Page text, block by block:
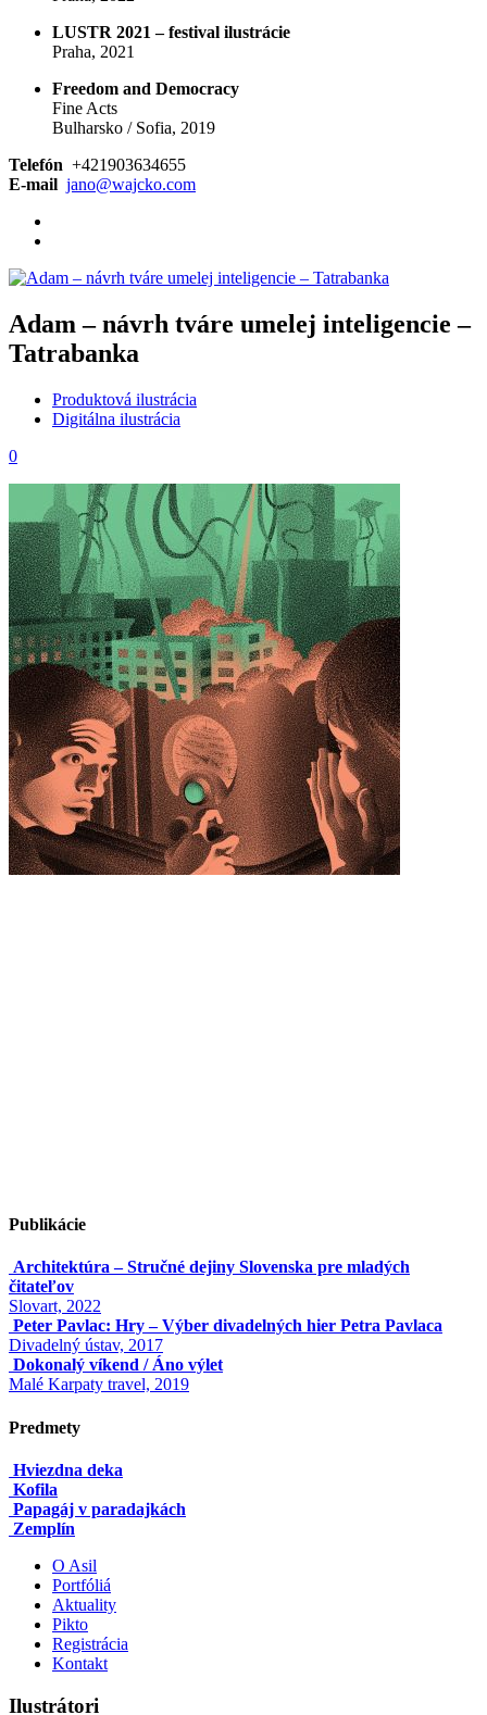
LUSTR 2021 – festival ilustrácie
Praha, 2021
Freedom and Democracy
Fine Acts
Bulharsko / Sofia, 2019
Telefón +421903634655
E-mail jano@wajcko.com
Adam – návrh tváre umelej inteligencie –
Tatrabanka
Produktová ilustrácia
Digitálna ilustrácia
0
Publikácie
Architektúra – Stručné dejiny Slovenska pre mladých
čitateľov
Slovart, 2022
Peter Pavlac: Hry – Výber divadelných hier Petra Pavlaca
Divadelný ústav, 2017
Dokonalý víkend / Áno výlet
Malé Karpaty travel, 2019
Predmety
Hviezdna deka
Kofila
Papagáj v paradajkách
Zemplín
O Asil
Portfóliá
Aktuality
Pikto
Registrácia
Kontakt
Ilustrátori